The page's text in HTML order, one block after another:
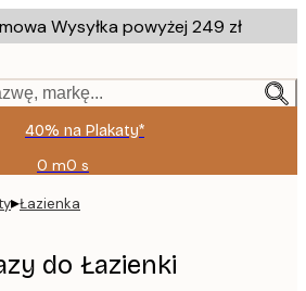
Wysyłka powyżej 249 zł
markę...
40% na Plakaty*
0 m0 s
Ważny
do:
2026-
▸Łazienka
do Łazienki